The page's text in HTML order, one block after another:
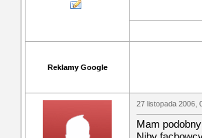
Reklamy Google
27 listopada 2006,
Mam